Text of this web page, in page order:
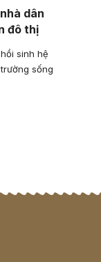
dân
đô thị
sinh hệ
sống